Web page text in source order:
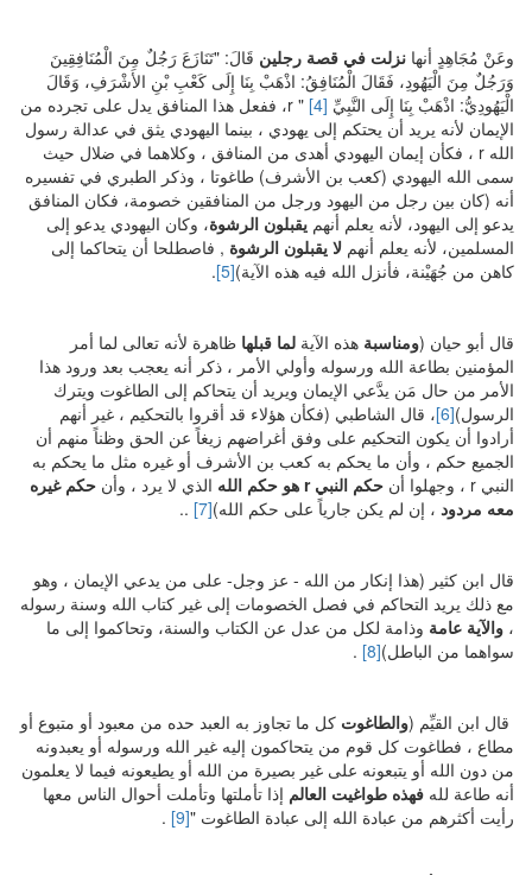
وعَنْ مُجَاهِدٍ أنها نزلت في قصة رجلين قَالَ: "تَنَازَعَ رَجُلٌ مِنَ الْمُنَافِقِينَ
وَرَجُلٌ مِنَ الْيَهُودِ، فَقَالَ الْمُنَافِقُ: اذْهَبْ بِنَا إِلَى كَعْبِ بْنِ الأَشْرَفِ، وَقَالَ
الْيَهُودِيُّ: اذْهَبْ بِنَا إِلَى النَّبِيِّ r " [4]
، ففعل هذا المنافق يدل على تجرده من
الإيمان لأنه يريد أن يحتكم إلى يهودي ، بينما اليهودي يثق في عدالة رسول
الله r ، فكأن إيمان اليهودي أهدى من المنافق ، وكلاهما في ضلال حيث
سمى الله اليهودي (كعب بن الأشرف) طاغوتا ، وذكر الطبري في تفسيره
أنه (كان بين رجل من اليهود ورجل من المنافقين خصومة، فكان المنافق
يدعو إلى اليهود، لأنه يعلم أنهم يقبلون الرشوة، وكان اليهودي يدعو إلى
المسلمين، لأنه يعلم أنهم لا يقبلون الرشوة , فاصطلحا أن يتحاكما إلى
كاهن من جُهَيْنة، فأنزل الله فيه هذه الآية)[5]
.
قال أبو حيان (ومناسبة هذه الآية لما قبلها ظاهرة لأنه تعالى لما أمر
المؤمنين بطاعة الله ورسوله وأولي الأمر ، ذكر أنه يعجب بعد ورود هذا
الأمر من حال مَن يدَّعي الإيمان ويريد أن يتحاكم إلى الطاغوت ويترك
الرسول)[6]
، قال الشاطبي (فكأن هؤلاء قد أقروا بالتحكيم ، غير أنهم
أرادوا أن يكون التحكيم على وفق أغراضهم زيغاً عن الحق وظناً منهم أن
الجميع حكم ، وأن ما يحكم به كعب بن الأشرف أو غيره مثل ما يحكم به
النبي r ، وجهلوا أن
حكم النبيr هو حكم الله الذي لا يرد ، وأن حكم غيره
معه مردود ، إن لم يكن جارياً على حكم الله)[7]
..
قال ابن كثير (هذا إنكار من الله - عز وجل- على من يدعي الإيمان ، وهو
مع ذلك يريد التحاكم في فصل الخصومات إلى غير كتاب الله وسنة رسوله
، والآية عامة وذامة لكل من عدل عن الكتاب والسنة، وتحاكموا إلى ما
سواهما من الباطل)[8]
.
قال ابن القيِّم (والطاغوت كل ما تجاوز به العبد حده من معبود أو متبوع أو
مطاع ، فطاغوت كل قوم من يتحاكمون إليه غير الله ورسوله أو يعبدونه
من دون الله أو يتبعونه على غير بصيرة من الله أو يطيعونه فيما لا يعلمون
أنه طاعة لله فهذه طواغيت العالم إذا تأملتها وتأملت أحوال الناس معها
رأيت أكثرهم من عبادة الله إلى عبادة الطاغوت "[9]
.